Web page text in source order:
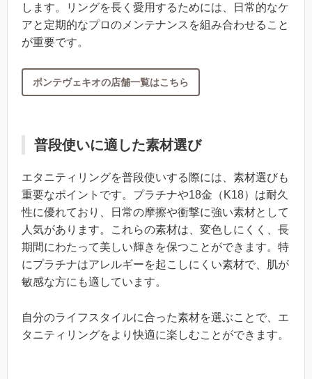
します。リングを長く愛用するためには、日常的なケ
アと定期的なプロのメンテナンスを組み合わせること
が重要です。
ポンテヴェキオの店舗一覧はこちら
普段使いに適した素材選び
エタニティリングを普段使いする際には、素材選びも
重要なポイントです。プラチナや18金（K18）は耐久
性に優れており、日常の摩擦や衝撃に強い素材として
人気があります。これらの素材は、変色しにくく、長
期間にわたって美しい輝きを保つことができます。特
にプラチナはアレルギーを起こしにくい素材で、肌が
敏感な方にも適しています。
自分のライフスタイルに合った素材を選ぶことで、エ
タニティリングをより快適に楽しむことができます。